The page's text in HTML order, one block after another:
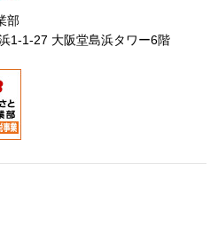
部
1-1-27 大阪堂島浜タワー6階